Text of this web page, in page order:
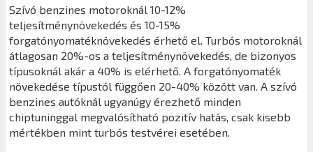
Szívó benzines motoroknál 10-12%
teljesítménynövekedés és 10-15%
forgatónyomatéknövekedés érhető el. Turbós motoroknál
átlagosan 20%-os a teljesítménynövekedés, de bizonyos
típusoknál akár a 40% is elérhető. A forgatónyomaték
növekedése típustól függően 20-40% között van. A szívó
benzines autóknál ugyanúgy érezhető minden
chiptuninggal megvalósítható pozitív hatás, csak kisebb
mértékben mint turbós testvérei esetében.